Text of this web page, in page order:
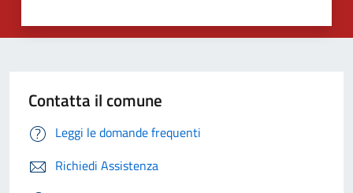
Contatta il comune
Leggi le domande frequenti
Richiedi Assistenza